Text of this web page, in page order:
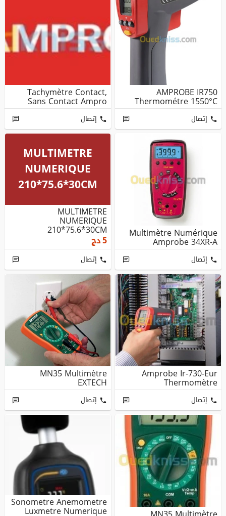
AMPROBE IR750
Thermométre 1550°C
إتصال
Tachymètre Contact,
Sans Contact Ampro
إتصال
Multimètre Numérique
Amprobe 34XR-A
إتصال
MULTIMETRE
NUMERIQUE
210*75.6*30CM
MULTIMETRE
NUMERIQUE
210*75.6*30CM
5دج
إتصال
Amprobe Ir-730-Eur
Thermomètre
إتصال
MN35 Multimètre
EXTECH
إتصال
Sonometre Anemometre
Luxmetre Numerique